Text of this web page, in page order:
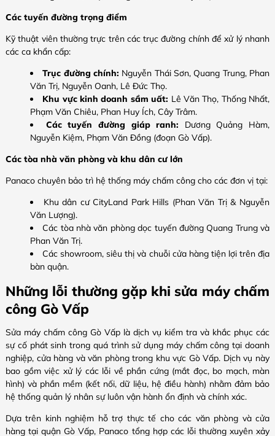
Các tuyến đường trọng điểm
Kỹ thuật viên thường trực trên các trục đường chính để xử lý nhanh
các ca khẩn cấp:
Trục đường chính: Nguyễn Thái Sơn, Quang Trung, Phan
Văn Trị, Nguyễn Oanh, Lê Đức Thọ.
Khu vực kinh doanh sầm uất: Lê Văn Thọ, Thống Nhất,
Phạm Văn Chiêu, Phan Huy Ích, Cây Trâm.
Các tuyến đường giáp ranh: Dương Quảng Hàm,
Nguyễn Kiệm, Phạm Văn Đồng (đoạn Gò Vấp).
Các tòa nhà văn phòng và khu dân cư lớn
Panaco chuyên bảo trì hệ thống máy chấm công cho các đơn vị tại:
Khu dân cư CityLand Park Hills (Phan Văn Trị & Nguyễn
Văn Lượng).
Các tòa nhà văn phòng dọc tuyến đường Quang Trung và
Phan Văn Trị.
Các showroom, siêu thị và chuỗi cửa hàng tiện lợi trên địa
bàn quận.
Những lỗi thường gặp khi sửa máy chấm
công Gò Vấp
Sửa máy chấm công Gò Vấp là dịch vụ kiểm tra và khắc phục các
sự cố phát sinh trong quá trình sử dụng máy chấm công tại doanh
nghiệp, cửa hàng và văn phòng trong khu vực Gò Vấp. Dịch vụ này
bao gồm việc xử lý các lỗi về phần cứng (mắt đọc, bo mạch, màn
hình) và phần mềm (kết nối, dữ liệu, hệ điều hành) nhằm đảm bảo
hệ thống quản lý nhân sự luôn vận hành ổn định và chính xác.
Dựa trên kinh nghiệm hỗ trợ thực tế cho các văn phòng và cửa
hàng tại quận Gò Vấp, Panaco tổng hợp các lỗi thường xuyên xảy